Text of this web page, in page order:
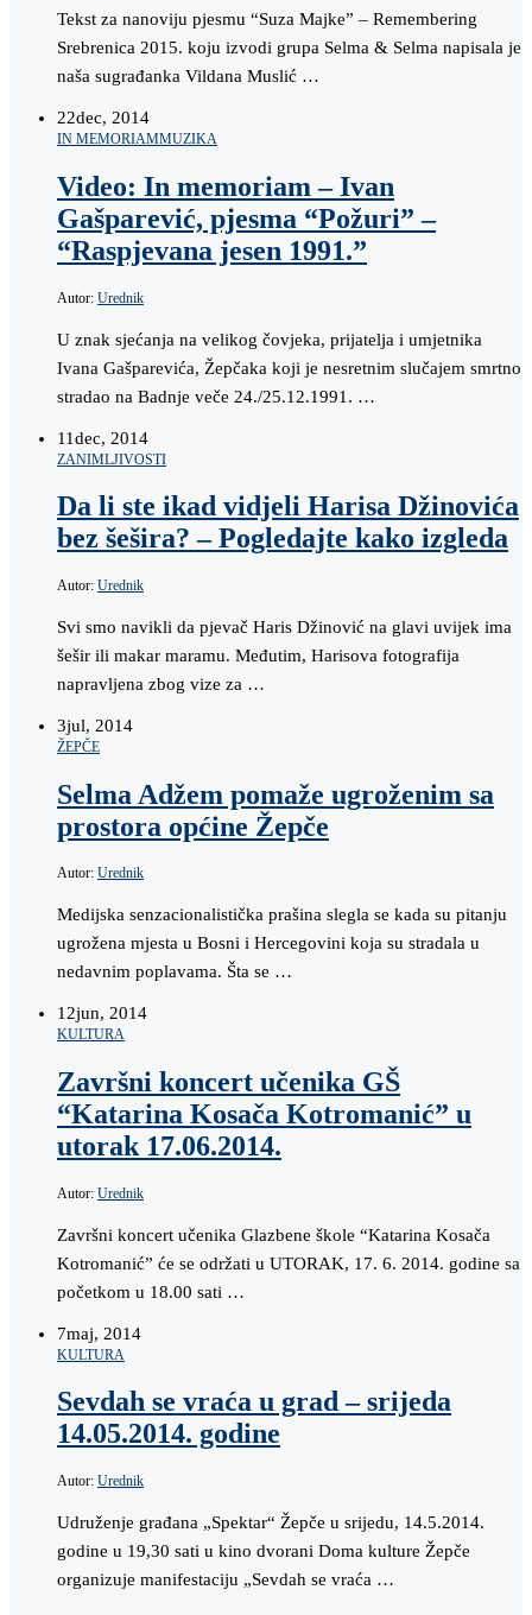
Tekst za nanoviju pjesmu “Suza Majke” – Remembering
Srebrenica 2015. koju izvodi grupa Selma & Selma napisala je
naša sugrađanka Vildana Muslić …
22dec, 2014
IN MEMORIAMMUZIKA
Video: In memoriam – Ivan
Gašparević, pjesma “Požuri” –
“Raspjevana jesen 1991.”
Autor: Urednik
U znak sjećanja na velikog čovjeka, prijatelja i umjetnika
Ivana Gašparevića, Žepčaka koji je nesretnim slučajem smrtno
stradao na Badnje veče 24./25.12.1991. …
11dec, 2014
ZANIMLJIVOSTI
Da li ste ikad vidjeli Harisa Džinovića
bez šešira? – Pogledajte kako izgleda
Autor: Urednik
Svi smo navikli da pjevač Haris Džinović na glavi uvijek ima
šešir ili makar maramu. Međutim, Harisova fotografija
napravljena zbog vize za …
3jul, 2014
ŽEPČE
Selma Adžem pomaže ugroženim sa
prostora općine Žepče
Autor: Urednik
Medijska senzacionalistička prašina slegla se kada su pitanju
ugrožena mjesta u Bosni i Hercegovini koja su stradala u
nedavnim poplavama. Šta se …
12jun, 2014
KULTURA
Završni koncert učenika GŠ
“Katarina Kosača Kotromanić” u
utorak 17.06.2014.
Autor: Urednik
Završni koncert učenika Glazbene škole “Katarina Kosača
Kotromanić” će se održati u UTORAK, 17. 6. 2014. godine sa
početkom u 18.00 sati …
7maj, 2014
KULTURA
Sevdah se vraća u grad – srijeda
14.05.2014. godine
Autor: Urednik
Udruženje građana „Spektar“ Žepče u srijedu, 14.5.2014.
godine u 19,30 sati u kino dvorani Doma kulture Žepče
organizuje manifestaciju „Sevdah se vraća …